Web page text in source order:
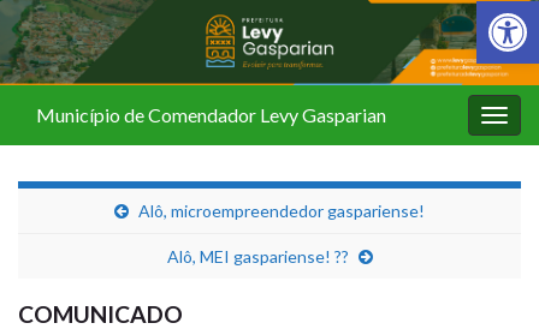
Barra de
Município de Comendador Levy Gasparian
Alô, microempreendedor gaspariense!
Alô, MEI gaspariense! ?‍?
COMUNICADO